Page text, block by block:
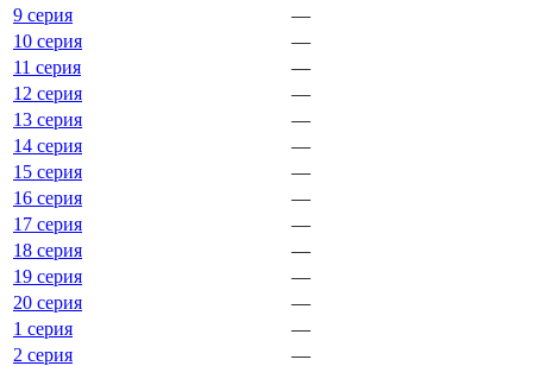
9 серия
—
10 серия
—
11 серия
—
12 серия
—
13 серия
—
14 серия
—
15 серия
—
16 серия
—
17 серия
—
18 серия
—
19 серия
—
20 серия
—
1 серия
—
2 серия
—